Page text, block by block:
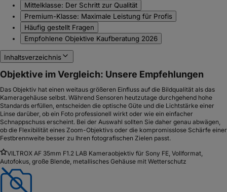
Mittelklasse: Der Schritt zur Qualität
Premium-Klasse: Maximale Leistung für Profis
Häufig gestellt Fragen
Empfohlene Objektive Kaufberatung 2026
Inhaltsverzeichnis
Objektive im Vergleich: Unsere Empfehlungen
Das Objektiv hat einen weitaus größeren Einfluss auf die Bildqualität als das
Kameragehäuse selbst. Während Sensoren heutzutage durchgehend hohe
Standards erfüllen, entscheiden die optische Güte und die Lichtstärke einer
Linse darüber, ob ein Foto professionell wirkt oder wie ein einfacher
Schnappschuss erscheint. Bei der Auswahl sollten Sie daher genau abwägen,
ob die Flexibilität eines Zoom-Objektivs oder die kompromisslose Schärfe einer
Festbrennweite besser zu Ihren fotografischen Zielen passt.
VILTROX AF 35mm F1.2 LAB Kameraobjektiv für Sony FE, Vollformat,
Autofokus, große Blende, metallisches Gehäuse mit Wetterschutz